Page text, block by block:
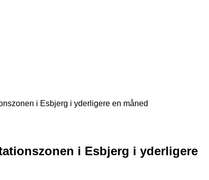
i Esbjerg i yderligere en måned
i Esbjerg i yderligere